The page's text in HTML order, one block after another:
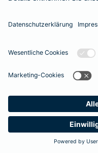
Suche
Das könnte